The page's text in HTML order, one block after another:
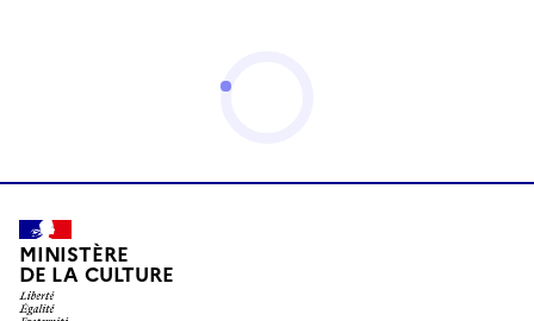
MINISTÈRE
DE LA CULTURE